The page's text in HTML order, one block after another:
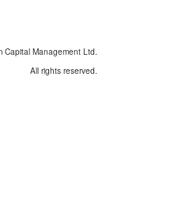
Management Ltd.
All rights reserved.